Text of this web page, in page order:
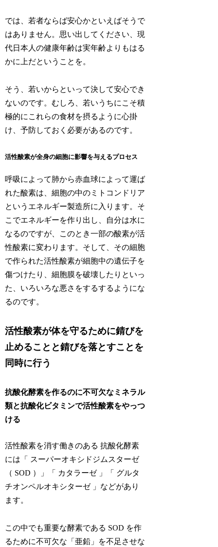
では、若者ならば安心かといえばそうで
はありません。思い出してください、現
代日本人の健康年齢は実年齢よりもはる
かに上だということを。
そう、若いからといって決して安心でき
ないのです。むしろ、若いうちにこそ積
極的にこれらの食材を摂るように心掛
け、予防しておく必要があるのです。
活性酸素が全身の細胞に影響を与えるプロセス
呼吸によって肺から赤血球によって運ば
れた酸素は、細胞の中のミトコンドリア
というエネルギー製造所に入ります。そ
こでエネルギーを作り出し、自分は水に
なるのですが、このとき一部の酸素が活
性酸素に変わります。そして、その細胞
で作られた活性酸素が細胞中の遺伝子を
傷つけたり、細胞膜を破壊したりといっ
た、いろいろな悪さをするするようにな
るのです。
活性酸素が体を守るために錆びを
止めることと錆びを落とすことを
同時に行う
抗酸化酵素を作るのに不可欠なミネラル
類と抗酸化ビタミンで活性酸素をやっつ
ける
活性酸素を消す働きのある 抗酸化酵素
には「 スーパーオキシドジムスターゼ
（ SOD ）」「 カタラーゼ 」「 グルタ
チオンペルオキシターゼ 」などがあり
ます。
この中でも重要な酵素である SOD を作
るために不可欠な「亜鉛」を不足させな